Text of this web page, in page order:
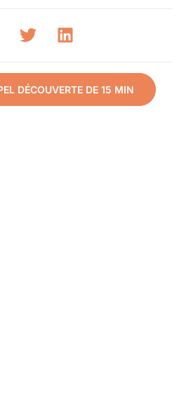
DÉCOUVERTE DE 15 MIN